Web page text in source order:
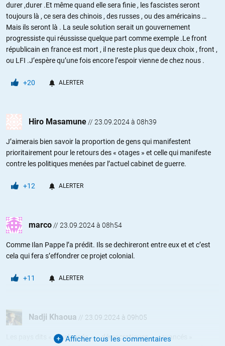
durer ,durer .Et même quand elle sera finie , les fascistes seront
toujours là , ce sera des chinois , des russes , ou des américains …
Mais ils seront là . La seule solution serait un gouvernement
progressiste qui réussisse quelque part comme exemple .Le front
républicain en france est mort , il ne reste plus que deux choix , front ,
ou LFI .J’espère qu’une fois encore l’espoir vienne de chez nous .
+20 ALERTER
Hiro Masamune // 23.09.2024 à 08h39
J’aimerais bien savoir la proportion de gens qui manifestent
prioritairement pour le retours des « otages » et celle qui manifeste
contre les politiques menées par l’actuel cabinet de guerre.
+12 ALERTER
marco // 23.09.2024 à 08h54
Comme Ilan Pappe l’a prédit. Ils se dechireront entre eux et et c’est
cela qui fera s’effondrer ce projet colonial.
+11 ALERTER
Nadji Khaoua // 23.09.2024 à 09h05
Les pays dits « développés », « démocratiques », « avancés »
Afficher tous les commentaires